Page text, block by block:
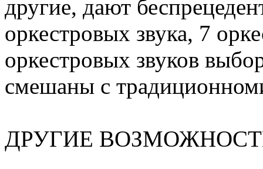
другие, дают
оркестровых звука, 7
оркестровых звуков
смешаны с
ДРУГИЕ